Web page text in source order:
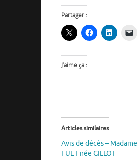
Partager :
J’aime ça :
Articles similaires
Avis de décès –
FUET née GILLOT